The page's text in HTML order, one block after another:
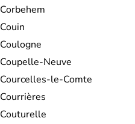
Corbehem
Couin
Coulogne
Coupelle-Neuve
Courcelles-le-Comte
Courrières
Couturelle